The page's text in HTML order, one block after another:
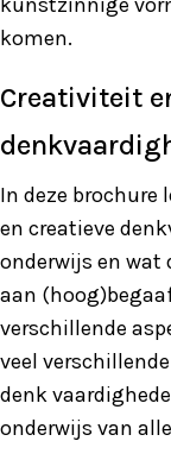
kunstzinnige
komen.
Creativiteit
In deze
en creatieve
onderwijs en wat
aan
verschillende
veel
denk
onderwijs van